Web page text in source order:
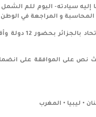
سيادته- اليوم للم الشمل
المحاسبة و المراجعة في الوطن
9- و في ديسمبر 2005 وبعد مضى أكثر من
العادية الثالثة والثمانين لمجلس الوحدة الاقتصادية ، المنعقدة بالقاهرة ، بتاريخ 7/
• ليبيا • المغرب